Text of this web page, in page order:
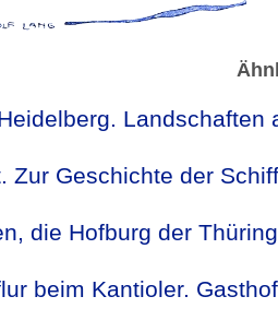
Landschaften
Zur Geschichte der
die Hofburg der
beim Kantioler.